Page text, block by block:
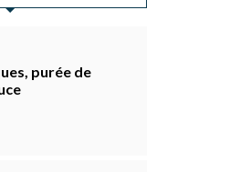
purée de